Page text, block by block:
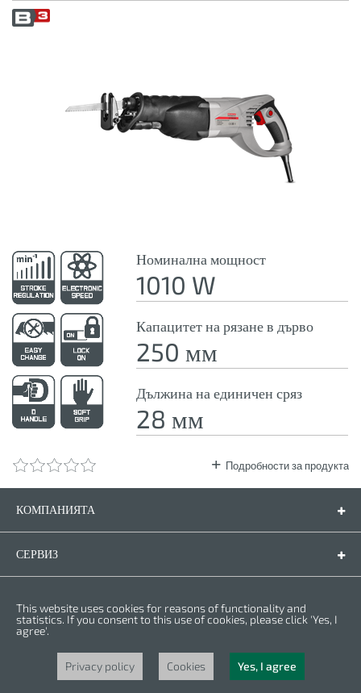
Номинална мощност
1010 W
Капацитет на рязане в дърво
250 мм
Дължина на единичен сряз
28 мм
Подробности за продукта
КОМПАНИЯТА
СЕРВИЗ
Гаранционни условия
Политика за личните данни
Бисквитки
Права © 2025 CROWN. Всички права са запазени. CROWN е регистрирана
търговска марка. | CROWN принадлежи към Merit Link group.
This website uses cookies for reasons of functionality and
statistics. If you consent to this use of cookies, please click 'Yes, I
agree'.
Privacy policy Cookies Yes, I agree